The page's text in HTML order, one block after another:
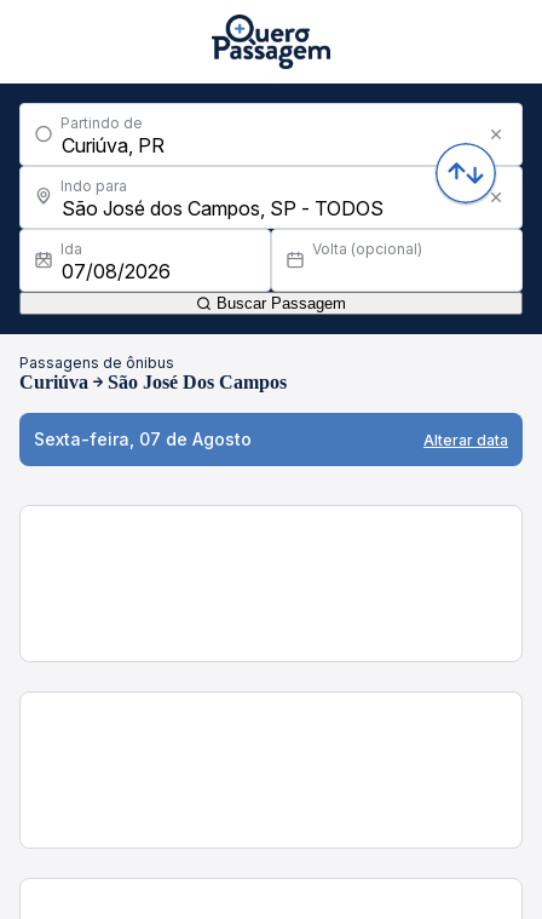
Partindo de
Indo para
Ida Volta (opcional)
Buscar Passagem
Passagens de ônibus
Curiúva São José Dos Campos
Sexta-feira, 07 de Agosto Alterar data